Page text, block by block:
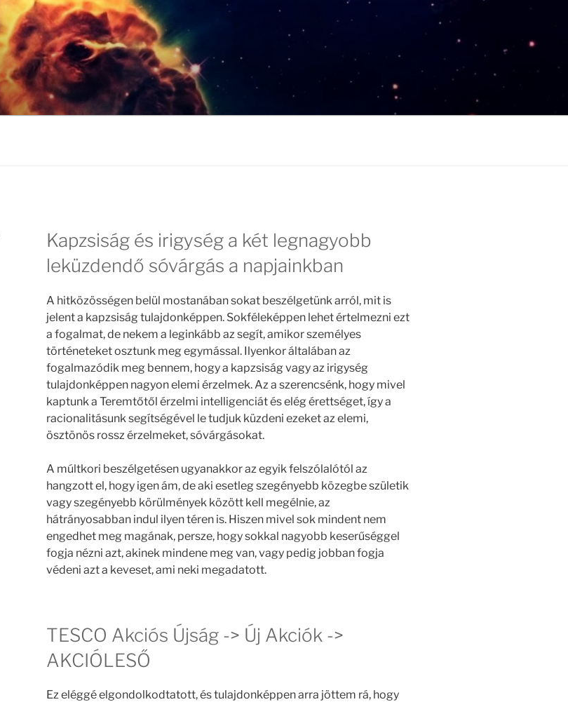
Kapzsiság és irigység a két legnagyobb
leküzdendő sóvárgás a napjainkban
A hitközösségen belül mostanában sokat beszélgetünk arról, mit is
jelent a kapzsiság tulajdonképpen. Sokféleképpen lehet értelmezni ezt
a fogalmat, de nekem a leginkább az segít, amikor személyes
történeteket osztunk meg egymással. Ilyenkor általában az
fogalmazódik meg bennem, hogy a kapzsiság vagy az irigység
tulajdonképpen nagyon elemi érzelmek. Az a szerencsénk, hogy mivel
kaptunk a Teremtőtől érzelmi intelligenciát és elég érettséget, így a
racionalitásunk segítségével le tudjuk küzdeni ezeket az elemi,
ösztönös rossz érzelmeket, sóvárgásokat.
A múltkori beszélgetésen ugyanakkor az egyik felszólalótól az
hangzott el, hogy igen ám, de aki esetleg szegényebb közegbe születik
vagy szegényebb körülmények között kell megélnie, az
hátrányosabban indul ilyen téren is. Hiszen mivel sok mindent nem
engedhet meg magának, persze, hogy sokkal nagyobb keserűséggel
fogja nézni azt, akinek mindene meg van, vagy pedig jobban fogja
védeni azt a keveset, ami neki megadatott.
TESCO Akciós Újság -> Új Akciók ->
AKCIÓLESŐ
Ez eléggé elgondolkodtatott, és tulajdonképpen arra jöttem rá, hogy